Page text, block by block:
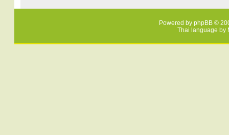
Powered by phpBB ©
Thai language by